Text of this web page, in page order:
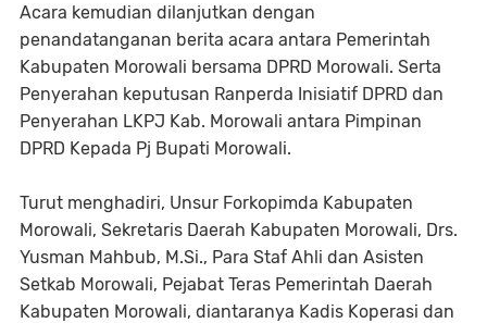
Acara kemudian dilanjutkan dengan
penandatanganan berita acara antara Pemerintah
Kabupaten Morowali bersama DPRD Morowali. Serta
Penyerahan keputusan Ranperda Inisiatif DPRD dan
Penyerahan LKPJ Kab. Morowali antara Pimpinan
DPRD Kepada Pj Bupati Morowali.
Turut menghadiri, Unsur Forkopimda Kabupaten
Morowali, Sekretaris Daerah Kabupaten Morowali, Drs.
Yusman Mahbub, M.Si., Para Staf Ahli dan Asisten
Setkab Morowali, Pejabat Teras Pemerintah Daerah
Kabupaten Morowali, diantaranya Kadis Koperasi dan